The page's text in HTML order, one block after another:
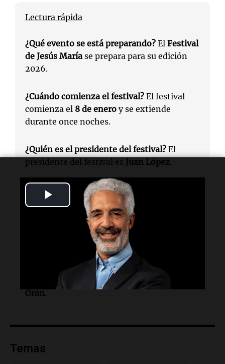
Play
Video
Lectura rápida
¿Qué evento se está preparando? El Festival
de Jesús Maríase prepara para su edición
2026.
¿Cuándo comienza el festival? El festival
comienza el 8 de enero y se extiende
durante once noches.
¿Quién es el presidente del festival? El
presidente del festival es Juan López.
¿Cuál es el aumento en la venta anticipada
de entradas?
Hay un aumento del
la venta anticipada de entradas en
comparación con el año anterior.
¿Qué artistas se presentarán en la noche
más solicitada?
Se presentarán
Palavecino
Loco Amato yLas Voces de
Orán.
Temas